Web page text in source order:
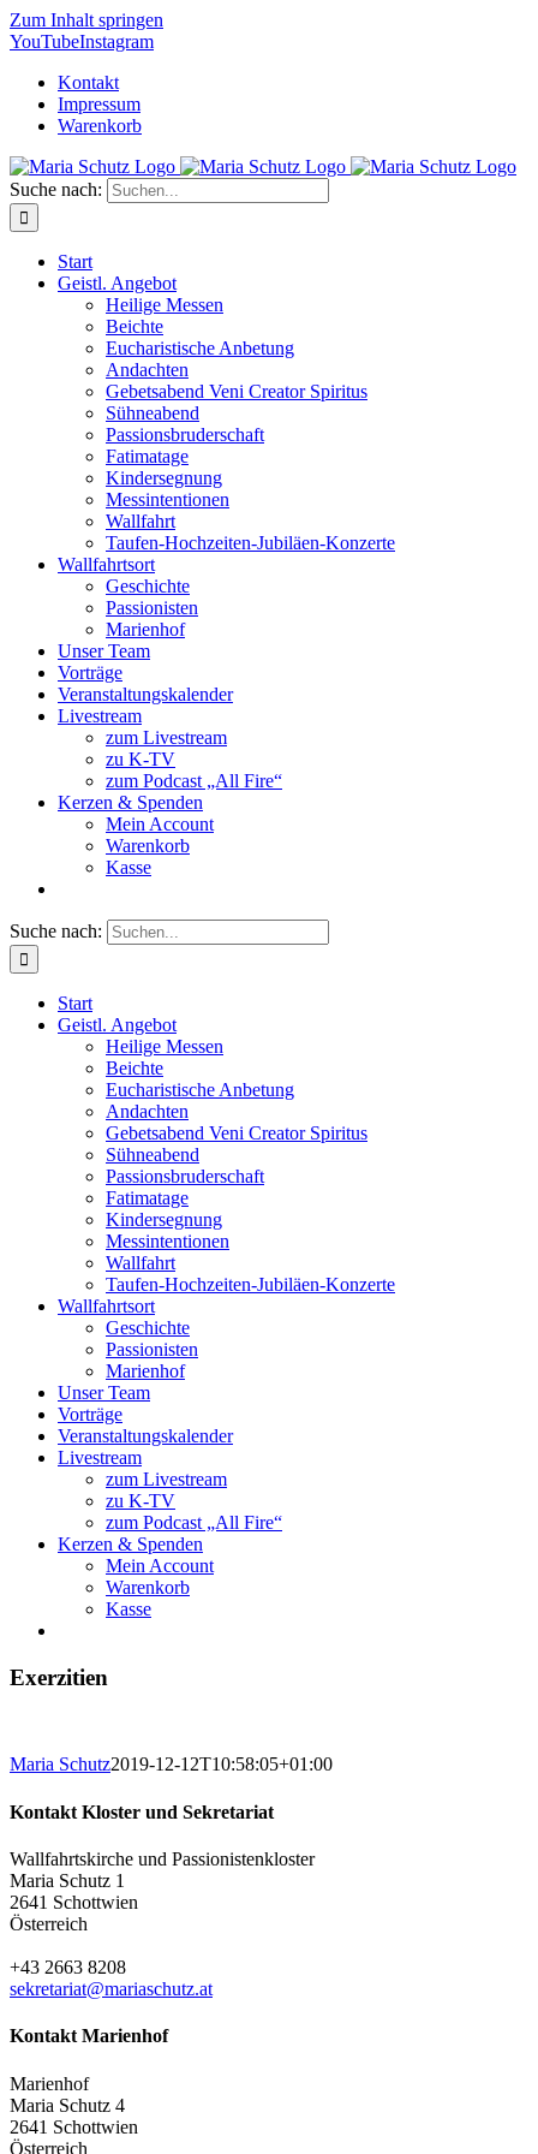
Zum Inhalt springen
YouTubeInstagram
Kontakt
Impressum
Warenkorb
Suche nach:
Start
Geistl. Angebot
Heilige Messen
Beichte
Eucharistische Anbetung
Andachten
Gebetsabend Veni Creator Spiritus
Sühneabend
Passionsbruderschaft
Fatimatage
Kindersegnung
Messintentionen
Wallfahrt
Taufen-Hochzeiten-Jubiläen-Konzerte
Wallfahrtsort
Geschichte
Passionisten
Marienhof
Unser Team
Vorträge
Veranstaltungskalender
Livestream
zum Livestream
zu K-TV
zum Podcast „All Fire“
Kerzen & Spenden
Mein Account
Warenkorb
Kasse
Suche nach:
Start
Geistl. Angebot
Heilige Messen
Beichte
Eucharistische Anbetung
Andachten
Gebetsabend Veni Creator Spiritus
Sühneabend
Passionsbruderschaft
Fatimatage
Kindersegnung
Messintentionen
Wallfahrt
Taufen-Hochzeiten-Jubiläen-Konzerte
Wallfahrtsort
Geschichte
Passionisten
Marienhof
Unser Team
Vorträge
Veranstaltungskalender
Livestream
zum Livestream
zu K-TV
zum Podcast „All Fire“
Kerzen & Spenden
Mein Account
Warenkorb
Kasse
Exerzitien
Maria Schutz2019-12-12T10:58:05+01:00
Kontakt Kloster und Sekretariat
Wallfahrtskirche und Passionistenkloster
Maria Schutz 1
2641 Schottwien
Österreich
+43 2663 8208
sekretariat@mariaschutz.at
Kontakt Marienhof
Marienhof
Maria Schutz 4
2641 Schottwien
Österreich